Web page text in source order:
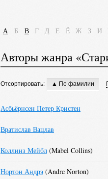
А Б В Г Д Е Ё Ж З И
Авторы жанра
Отсортировать: ▲ По фамилии
Асбьёрнсен Петер Кристен
Вратислав Вацлав
Коллинз Мейбл(Mabel Collins)
Нортон Андрэ(Andre Norton)